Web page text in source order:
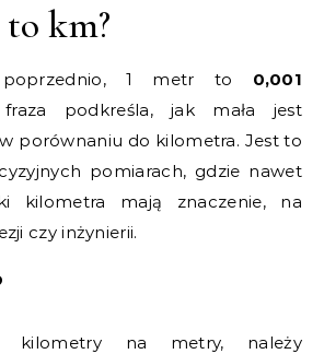
km?
poprzednio, 1 metr to 0,001
podkreśla, jak mała jest
porównaniu do kilometra. Jest to
pomiarach, gdzie nawet
kilometra mają znaczenie, na
czy inżynierii.
kilometry na metry, należy